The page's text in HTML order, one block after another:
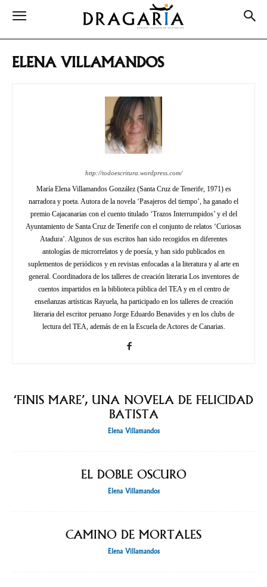
ELENA VILLAMANDOS
http://todoescritura.wordpress.com/
María Elena Villamandos González (Santa Cruz de Tenerife, 1971) es
narradora y poeta. Autora de la novela ‘Pasajeros del tiempo’, ha ganado el
premio Cajacanarias con el cuento titulado ‘Trazos Interrumpidos’ y el del
Ayuntamiento de Santa Cruz de Tenerife con el conjunto de relatos ‘Curiosas
Atadura’. Algunos de sus escritos han sido recogidos en diferentes
antologías de microrrelatos y de poesía, y han sido publicados en
suplementos de periódicos y en revistas enfocadas a la literatura y al arte en
general. Coordinadora de los talleres de creación literaria Los inventores de
cuentos impartidos en la biblioteca pública del TEA y en el centro de
enseñanzas artísticas Rayuela, ha participado en los talleres de creación
literaria del escritor peruano Jorge Eduardo Benavides y en los clubs de
lectura del TEA, además de en la Escuela de Actores de Canarias.
‘FINIS MARE’, UNA NOVELA DE FELICIDAD
BATISTA
Elena Villamandos
EL DOBLE OSCURO
Elena Villamandos
CAMINO DE MORTALES
Elena Villamandos